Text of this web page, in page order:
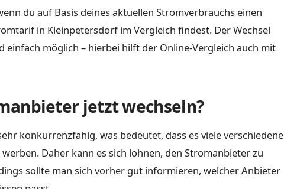
du auf Basis deines aktuellen Stromverbrauchs einen
in Kleinpetersdorf im Vergleich findest. Der Wechsel
einfach möglich – hierbei hilft der Online-Vergleich auch mit
jetzt wechseln?
konkurrenzfähig, was bedeutet, dass es viele verschiedene
Daher kann es sich lohnen, den Stromanbieter zu
sollte man sich vorher gut informieren, welcher Anbieter